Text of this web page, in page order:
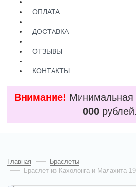
ОПЛАТА
ДОСТАВКА
ОТЗЫВЫ
КОНТАКТЫ
Внимание! Минимальная
000 рублей.
Главная
Браслеты
Браслет из Кахолонга и Малахита